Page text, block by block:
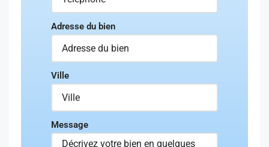
Adresse du bien
Ville
Message